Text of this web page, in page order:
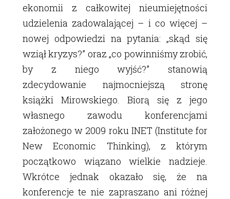
ekonomii z całkowitej nieumiejętności
udzielenia zadowalającej – i co więcej –
nowej odpowiedzi na pytania: „skąd się
wziął kryzys?” oraz „co powinniśmy zrobić,
by z niego wyjść?” stanowią
zdecydowanie najmocniejszą stronę
książki Mirowskiego. Biorą się z jego
własnego zawodu konferencjami
założonego w 2009 roku INET (Institute for
New Economic Thinking), z którym
początkowo wiązano wielkie nadzieje.
Wkrótce jednak okazało się, że na
konferencje te nie zapraszano ani różnej